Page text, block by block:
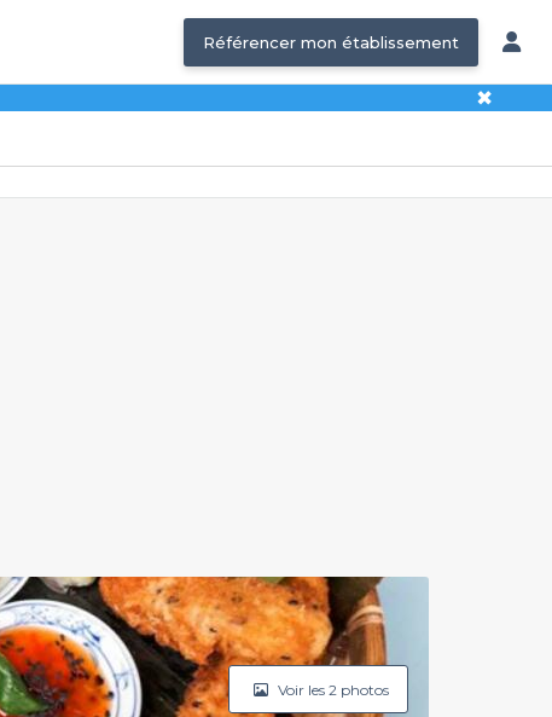
Référencer mon établissement
✖
Voir les 2 photos